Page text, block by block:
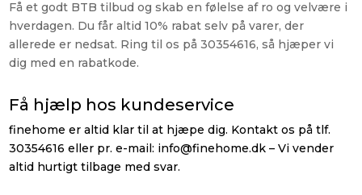
Få et godt BTB tilbud og skab en følelse af ro og velvære i
hverdagen. Du får altid 10% rabat selv på varer, der
allerede er nedsat. Ring til os på 30354616, så hjæper vi
dig med en rabatkode.
Få hjælp hos kundeservice
finehome er altid klar til at hjæpe dig. Kontakt os på tlf.
30354616 eller pr. e-mail: info@finehome.dk –Vi vender
altid hurtigt tilbage med svar.